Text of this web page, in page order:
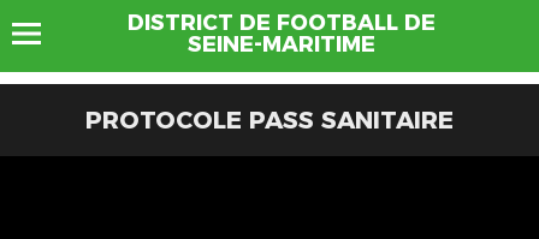
DISTRICT DE FOOTBALL DE
SEINE-MARITIME
PROTOCOLE PASS SANITAIRE